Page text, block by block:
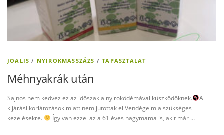
JOALIS / NYIROKMASSZÁZS /TAPASZTALAT
Méhnyakrák után
Sajnos nem kedvez ez az időszak a nyiroködémával küszködőknek.
A
kijárási korlátozások miatt nem jutottak el Vendégeim a szükséges
kezelésekre.
Így van ezzel az a 61 éves nagymama is, akit már …